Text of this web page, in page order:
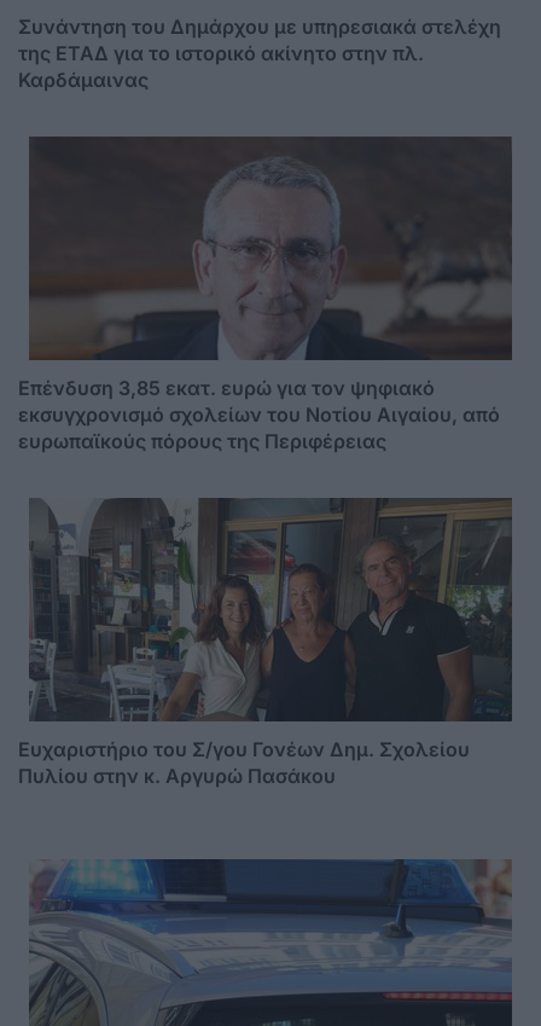
Συνάντηση του Δημάρχου με υπηρεσιακά στελέχη
της ΕΤΑΔ για το ιστορικό ακίνητο στην πλ.
Καρδάμαινας
Επένδυση 3,85 εκατ. ευρώ για τον ψηφιακό
εκσυγχρονισμό σχολείων του Νοτίου Αιγαίου, από
ευρωπαϊκούς πόρους της Περιφέρειας
Ευχαριστήριο του Σ/γου Γονέων Δημ. Σχολείου
Πυλίου στην κ. Αργυρώ Πασάκου